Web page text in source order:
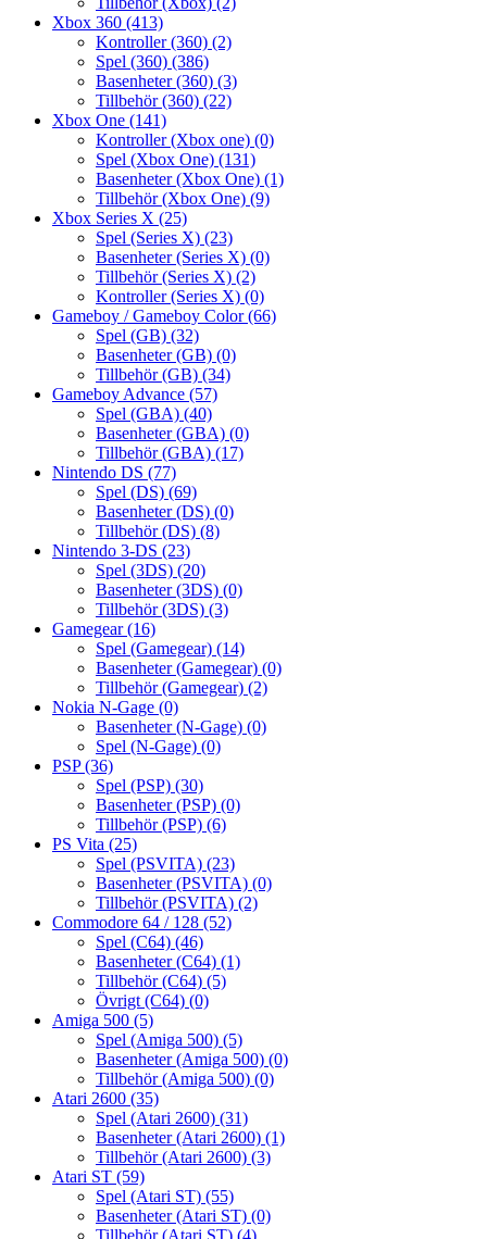
Xbox 360 (413)
Kontroller (360) (2)
Spel (360) (386)
Basenheter (360) (3)
Tillbehör (360) (22)
Xbox One (141)
Kontroller (Xbox one) (0)
Spel (Xbox One) (131)
Basenheter (Xbox One) (1)
Tillbehör (Xbox One) (9)
Xbox Series X (25)
Spel (Series X) (23)
Basenheter (Series X) (0)
Tillbehör (Series X) (2)
Kontroller (Series X) (0)
Gameboy / Gameboy Color(66)
Spel (GB) (32)
Basenheter (GB) (0)
Tillbehör (GB) (34)
Gameboy Advance (57)
Spel (GBA) (40)
Basenheter (GBA) (0)
Tillbehör (GBA) (17)
Nintendo DS (77)
Spel (DS) (69)
Basenheter (DS) (0)
Tillbehör (DS) (8)
Nintendo 3-DS (23)
Spel (3DS) (20)
Basenheter (3DS) (0)
Tillbehör (3DS) (3)
Gamegear(16)
Spel (Gamegear) (14)
Basenheter (Gamegear) (0)
Tillbehör (Gamegear) (2)
Nokia N-Gage (0)
Basenheter (N-Gage) (0)
Spel (N-Gage) (0)
PSP(36)
Spel (PSP) (30)
Basenheter (PSP) (0)
Tillbehör (PSP) (6)
PS Vita (25)
Spel (PSVITA) (23)
Basenheter (PSVITA) (0)
Tillbehör (PSVITA) (2)
Commodore 64 / 128 (52)
Spel (C64) (46)
Basenheter (C64) (1)
Tillbehör (C64) (5)
Övrigt (C64) (0)
Amiga 500 (5)
Spel (Amiga 500) (5)
Basenheter (Amiga 500) (0)
Tillbehör (Amiga 500) (0)
Atari 2600 (35)
Spel (Atari 2600) (31)
Basenheter (Atari 2600) (1)
Tillbehör (Atari 2600) (3)
Atari ST (59)
Spel (Atari ST) (55)
Basenheter (Atari ST) (0)